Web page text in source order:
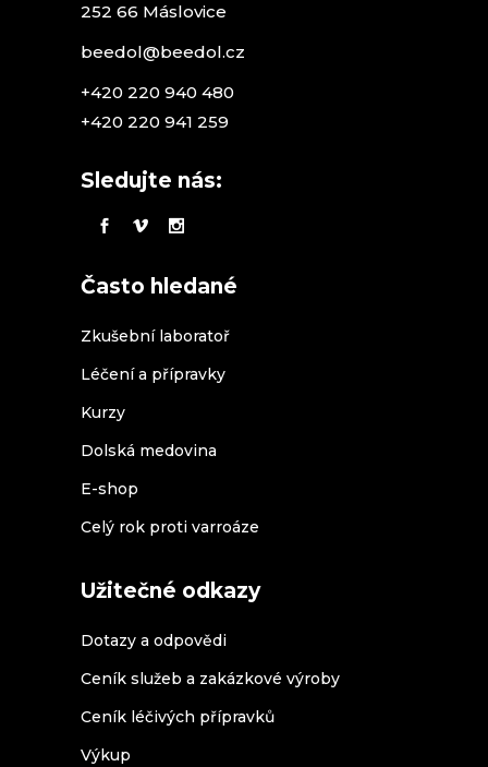
252 66 Máslovice
beedol@beedol.cz
+420 220 940 480
+420 220 941 259
Sledujte nás:
Často hledané
Zkušební laboratoř
Léčení a přípravky
Kurzy
Dolská medovina
E-shop
Celý rok proti varroáze
Užitečné odkazy
Dotazy a odpovědi
Ceník služeb a zakázkové výroby
Ceník léčivých přípravků
Výkup